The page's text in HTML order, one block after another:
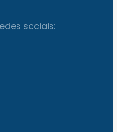
sociais: